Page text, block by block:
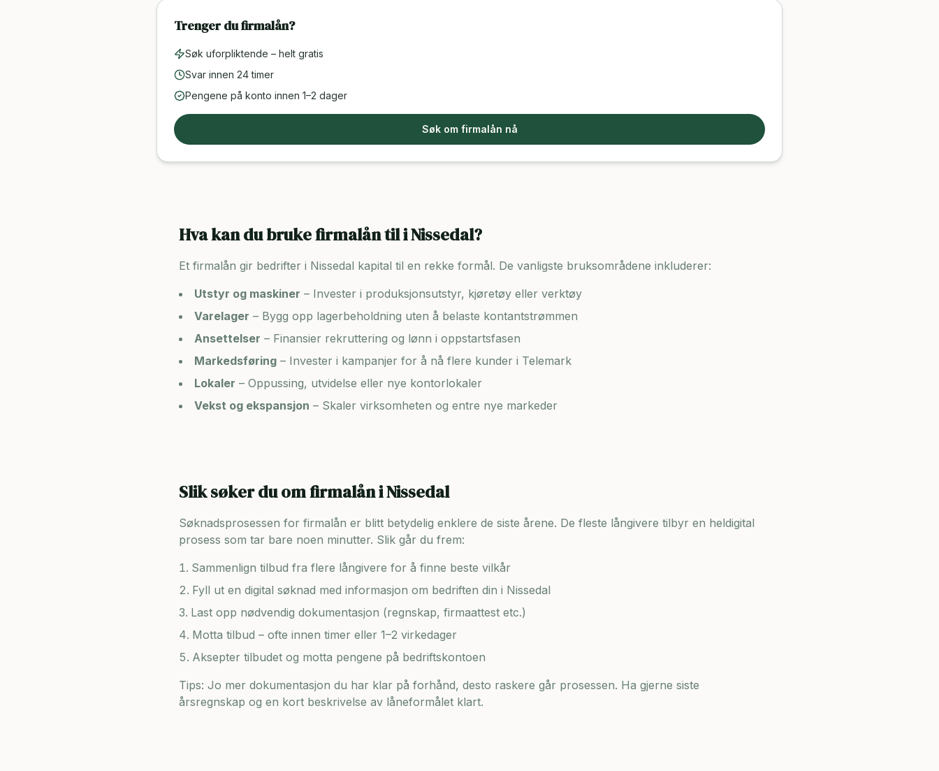
Trenger du firmalån?
Søk uforpliktende – helt gratis
Svar innen 24 timer
Pengene på konto innen 1–2 dager
Søk om firmalån nå
Hva kan du bruke firmalån til iNissedal?
Et firmalån gir bedrifter i Nissedal kapital til en rekke formål. De vanligste bruksområdene inkluderer:
Utstyr og maskiner – Invester i produksjonsutstyr, kjøretøy eller verktøy
Varelager – Bygg opp lagerbeholdning uten å belaste kontantstrømmen
Ansettelser – Finansier rekruttering og lønn i oppstartsfasen
Markedsføring – Invester i kampanjer for å nå flere kunder i Telemark
Lokaler – Oppussing, utvidelse eller nye kontorlokaler
Vekst og ekspansjon – Skaler virksomheten og entre nye markeder
Slik søker du om firmalån iNissedal
Søknadsprosessen for firmalån er blitt betydelig enklere de siste årene. De fleste långivere tilbyr en heldigital
prosess som tar bare noen minutter. Slik går du frem:
Sammenlign tilbud fra flere långivere for å finne beste vilkår
Fyll ut en digital søknad med informasjon om bedriften din i Nissedal
Last opp nødvendig dokumentasjon (regnskap, firmaattest etc.)
Motta tilbud – ofte innen timer eller 1–2 virkedager
Aksepter tilbudet og motta pengene på bedriftskontoen
Tips: Jo mer dokumentasjon du har klar på forhånd, desto raskere går prosessen. Ha gjerne siste
årsregnskap og en kort beskrivelse av låneformålet klart.